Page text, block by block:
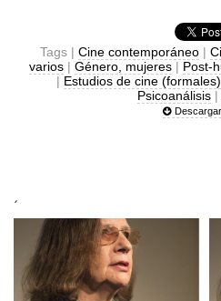
Tags | Cine contemporáneo|
varios| Género, mujeres| Post-
| Estudios de cine (formales)
Psicoanálisis|
´